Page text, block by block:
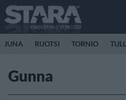
JUNA RUOTSI TORNIO
Gunna